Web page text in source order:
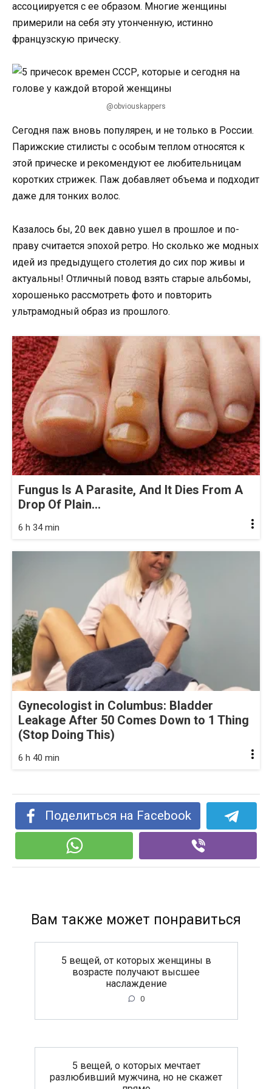
ассоциируется с ее образом. Многие женщины
примерили на себя эту утонченную, истинно
французскую прическу.
@obviouskappers
Сегодня паж вновь популярен, и не только в России.
Парижские стилисты с особым теплом относятся к
этой прическе и рекомендуют ее любительницам
коротких стрижек. Паж добавляет объема и подходит
даже для тонких волос.
Казалось бы, 20 век давно ушел в прошлое и по-
праву считается эпохой ретро. Но сколько же модных
идей из предыдущего столетия до сих пор живы и
актуальны! Отличный повод взять старые альбомы,
хорошенько рассмотреть фото и повторить
ультрамодный образ из прошлого.
Fungus Is A Parasite, And It Dies From A
Drop Of Plain...
6 h 34 min
Gynecologist in Columbus: Bladder
Leakage After 50 Comes Down to 1 Thing
(Stop Doing This)
6 h 40 min
Поделиться на Facebook
Вам также может понравиться
5 вещей, от которых женщины в
возрасте получают высшее
наслаждение
0
5 вещей, о которых мечтает
разлюбивший мужчина, но не скажет